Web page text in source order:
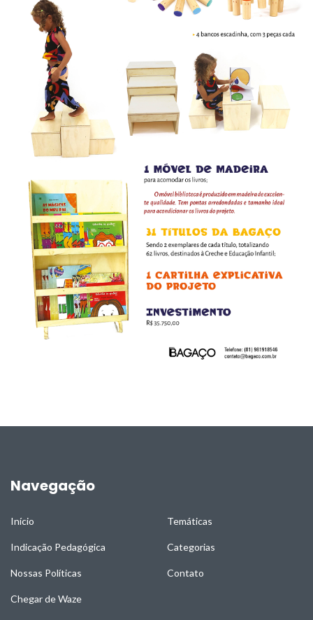
Navegação
Início Temáticas
Indicação Pedagógica Categorias
Nossas Políticas Contato
Chegar de Waze